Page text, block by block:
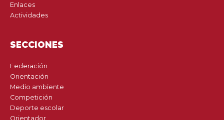
Enlaces
Actividades
SECCIONES
Federación
Orientación
Medio ambiente
Competición
Deporte escolar
Orientador